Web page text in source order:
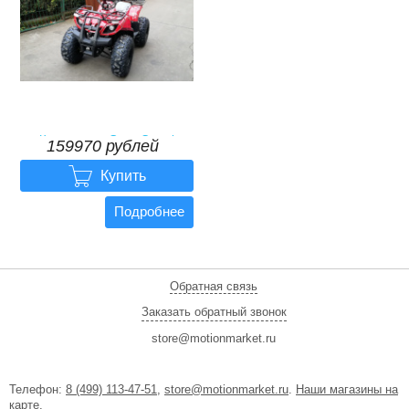
Квадроцикл GreenCamel
Атакама T320 (48V20Ah 1000W
R8)
159970 рублей
159970 рублей
 Купить
Подробнее
Обратная связь
Заказать обратный звонок
store@motionmarket.ru
Телефон: 8 (499) 113-47-51, store@motionmarket.ru. Наши магазины на
карте.